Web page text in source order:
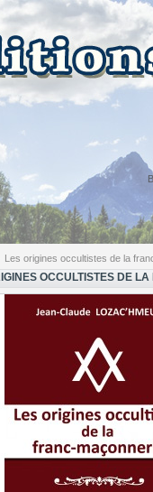
Les origines occultistes de la
OCCULTISTES DE